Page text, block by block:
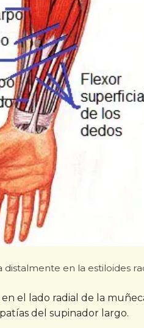
distalmente en la estiloides
el lado radial de la
del supinador largo.